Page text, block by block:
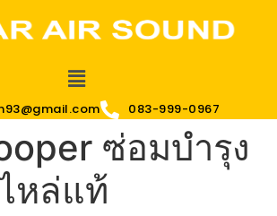
083-999-0967
ซ่อมบำรุง
หล่แท้